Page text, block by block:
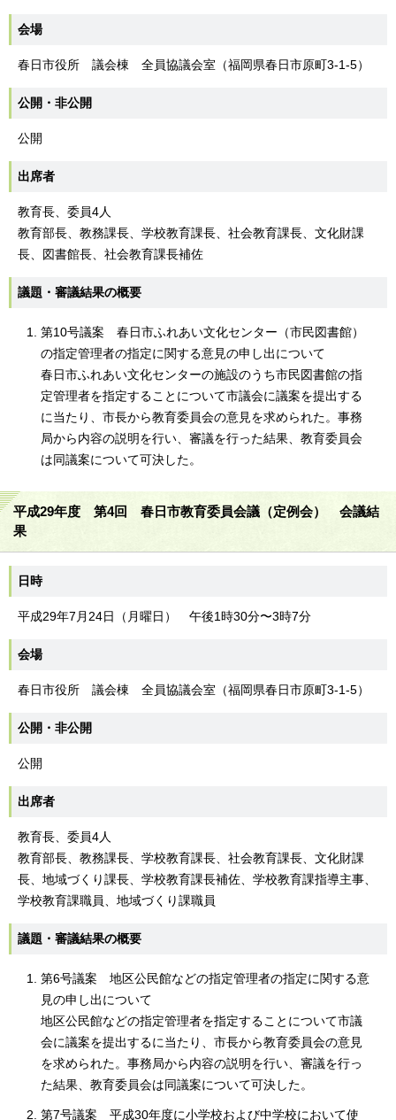
会場
春日市役所 議会棟 全員協議会室（福岡県春日市原町3-1-5）
公開・非公開
公開
出席者
教育長、委員4人
教育部長、教務課長、学校教育課長、社会教育課長、文化財課
長、図書館長、社会教育課長補佐
議題・審議結果の概要
第10号議案 春日市ふれあい文化センター（市民図書館）
の指定管理者の指定に関する意見の申し出について
春日市ふれあい文化センターの施設のうち市民図書館の指
定管理者を指定することについて市議会に議案を提出する
に当たり、市長から教育委員会の意見を求められた。事務
局から内容の説明を行い、審議を行った結果、教育委員会
は同議案について可決した。
平成29年度 第4回 春日市教育委員会議（定例会） 会議結
果
日時
平成29年7月24日（月曜日） 午後1時30分〜3時7分
会場
春日市役所 議会棟 全員協議会室（福岡県春日市原町3-1-5）
公開・非公開
公開
出席者
教育長、委員4人
教育部長、教務課長、学校教育課長、社会教育課長、文化財課
長、地域づくり課長、学校教育課長補佐、学校教育課指導主事、
学校教育課職員、地域づくり課職員
議題・審議結果の概要
第6号議案 地区公民館などの指定管理者の指定に関する意
見の申し出について
地区公民館などの指定管理者を指定することについて市議
会に議案を提出するに当たり、市長から教育委員会の意見
を求められた。事務局から内容の説明を行い、審議を行っ
た結果、教育委員会は同議案について可決した。
第7号議案 平成30年度に小学校および中学校において使